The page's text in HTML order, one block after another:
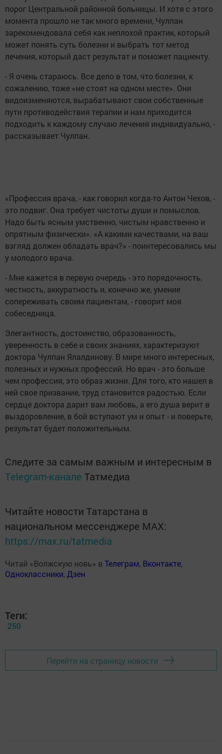
порог Центральной районной больницы. И хотя с этого
момента прошло не так много времени, Чулпан
зарекомендовала себя как неплохой практик, который
может понять суть болезни и выбрать тот метод
лечения, который даст результат и поможет пациенту.
- Я очень стараюсь. Все дело в том, что болезни, к
сожалению, тоже «не стоят на одном месте». Они
видоизменяются, вырабатывают свои собственные
пути противодействия терапии и нам приходится
подходить к каждому случаю лечения индивидуально, -
рассказывает Чулпан.
«Профессия врача, - как говорил когда-то Антон Чехов, -
это подвиг. Она требует чистоты души и помыслов.
Надо быть ясным умственно, чистым нравственно и
опрятным физически». «А какими качествами, на ваш
взгляд должен обладать врач?» - поинтересовались мы
у молодого врача.
- Мне кажется в первую очередь - это порядочность,
честность, аккуратность и, конечно же, умение
сопереживать своим пациентам, - говорит моя
собеседница.
Элегантность, достоинство, образованность,
уверенность в себе и своих знаниях, характеризуют
доктора Чулпан Ялалдинову. В мире много интересных,
полезных и нужных профессий. Но врач - это больше
чем профессия, это образ жизни. Для того, кто нашел в
ней свое призвание, труд становится радостью. Если
сердце доктора дарит вам любовь, а его душа верит в
выздоровление, в бой вступают ум и опыт - и поверьте,
результат будет положительным.
Следите за самым важным и интересным в
Telegram-канале Татмедиа
Читайте новости Татарстана в
национальном мессенджере MАХ:
https://max.ru/tatmedia
Читай «Волжскую новь» в Телеграм, Вконтакте,
Одноклассники, Дзен
Теги:
250
Перейти на страницу новости